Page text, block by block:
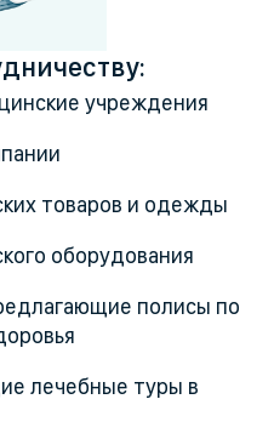
учреждения
товаров и одежды
оборудования
полисы по
лечебные туры в